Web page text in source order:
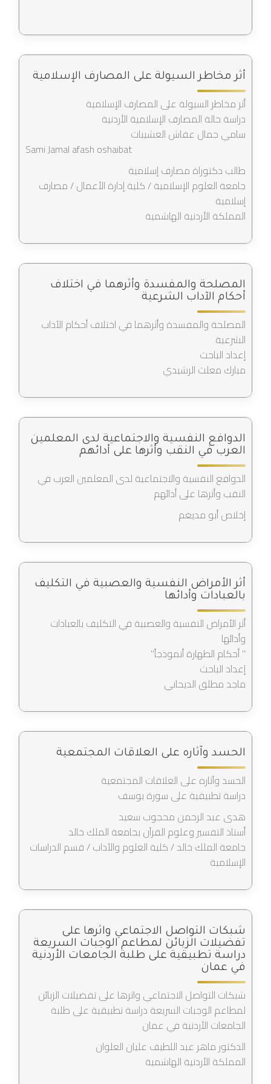
أثر مخاطر السيولة على المصارف الإسلامية
أثر مخاطر السيولة على المصارف الإسلامية
دراسة حالة المصارف الإسلامية الأردنية
سامي جمال عفاش العشيبات
Sami Jamal afash oshaibat
طالب دكتوراة مصارف إسلامية
جامعة العلوم الإسلامية / كلية إدارة الأعمال / مصارف
إسلامية
المملكة الأردنية الهاشمية
المصلحة والمفسدة وأثرهما في اختلاف
أحكام الآداب الشرعية
المصلحة والمفسدة وأثرهما في اختلاف أحكام الآداب
الشرعية
إعداد الباحث
مبارك معلث الرشيدي
الدوافع النفسية والاجتماعية لدى المعلمين
العرب في النقب وأثرها على أدائهم
الدوافع النفسية والاجتماعية لدى المعلمين العرب في
النقب وأثرها على أدائهم
إخلاص أبو مديغم
أثر الأمراض النفسية والعصبية في التكليف
بالعبادات وأدائها
أثر الأمراض النفسية والعصبية في التكليف بالعبادات
وأدائها
" أحكام الطهارة أنموذجاً"
إعداد الباحث
ماجد مطلق الديحاني
الحسد وآثاره على العلاقات المجتمعية
الحسد وآثاره على العلاقات المجتمعية
دراسة تطبيقية على سورة يوسف
هدى عبد الرحمن محجوب سعيد
أستاذ التفسير وعلوم القرآن بجامعة الملك خالد
جامعة الملك خالد / كلية العلوم والآداب / قسم الدراسات
الإسلامية
شبكات التواصل الاجتماعي واثرها على
تفضيلات الزبائن لمطاعم الوجبات السريعة
دراسة تطبيقية على طلبة الجامعات الأردنية
في عمان
شبكات التواصل الاجتماعي واثرها على تفضيلات الزبائن
لمطاعم الوجبات السريعة دراسة تطبيقية على طلبة
الجامعات الأردنية في عمان
الدكتور ماهر عبد اللطيف عليان العلوان
المملكة الأردنية الهاشمية